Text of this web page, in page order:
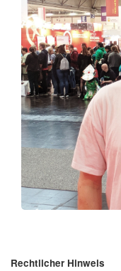
Rechtlicher Hinweis